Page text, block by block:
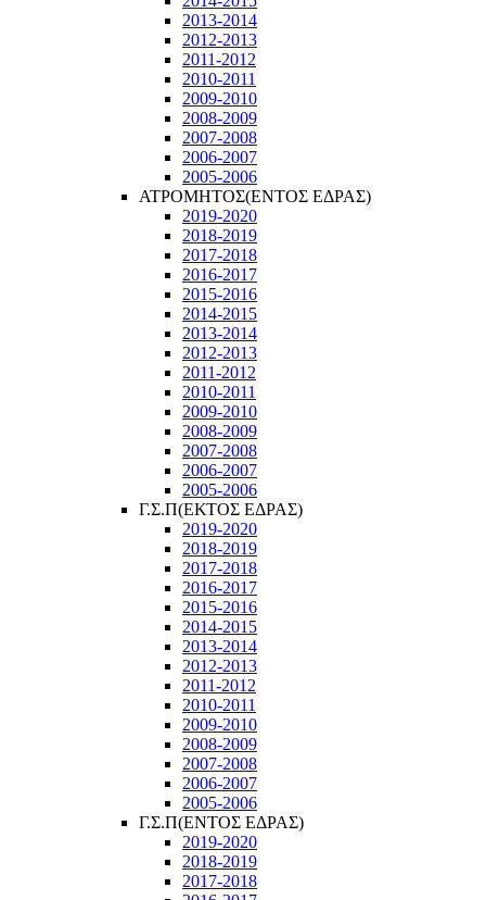
2013-2014
2012-2013
2011-2012
2010-2011
2009-2010
2008-2009
2007-2008
2006-2007
2005-2006
ΑΤΡΟΜΗΤΟΣ(ΕΝΤΟΣ ΕΔΡΑΣ)
2019-2020
2018-2019
2017-2018
2016-2017
2015-2016
2014-2015
2013-2014
2012-2013
2011-2012
2010-2011
2009-2010
2008-2009
2007-2008
2006-2007
2005-2006
Γ.Σ.Π(ΕΚΤΟΣ ΕΔΡΑΣ)
2019-2020
2018-2019
2017-2018
2016-2017
2015-2016
2014-2015
2013-2014
2012-2013
2011-2012
2010-2011
2009-2010
2008-2009
2007-2008
2006-2007
2005-2006
Γ.Σ.Π(ΕΝΤΟΣ ΕΔΡΑΣ)
2019-2020
2018-2019
2017-2018